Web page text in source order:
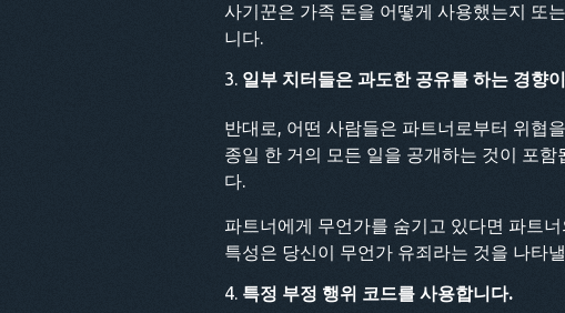
사기꾼은 가족 돈을 어떻게 사용했는지 또
니다.
일부 치터들은 과도한 공유를 하는 경향
반대로, 어떤 사람들은 파트너로부터 위협
종일 한 거의 모든 일을 공개하는 것이 포
다.
파트너에게 무언가를 숨기고 있다면 파트
특성은 당신이 무언가 유죄라는 것을 나타
특정 부정 행위 코드를 사용합니다.